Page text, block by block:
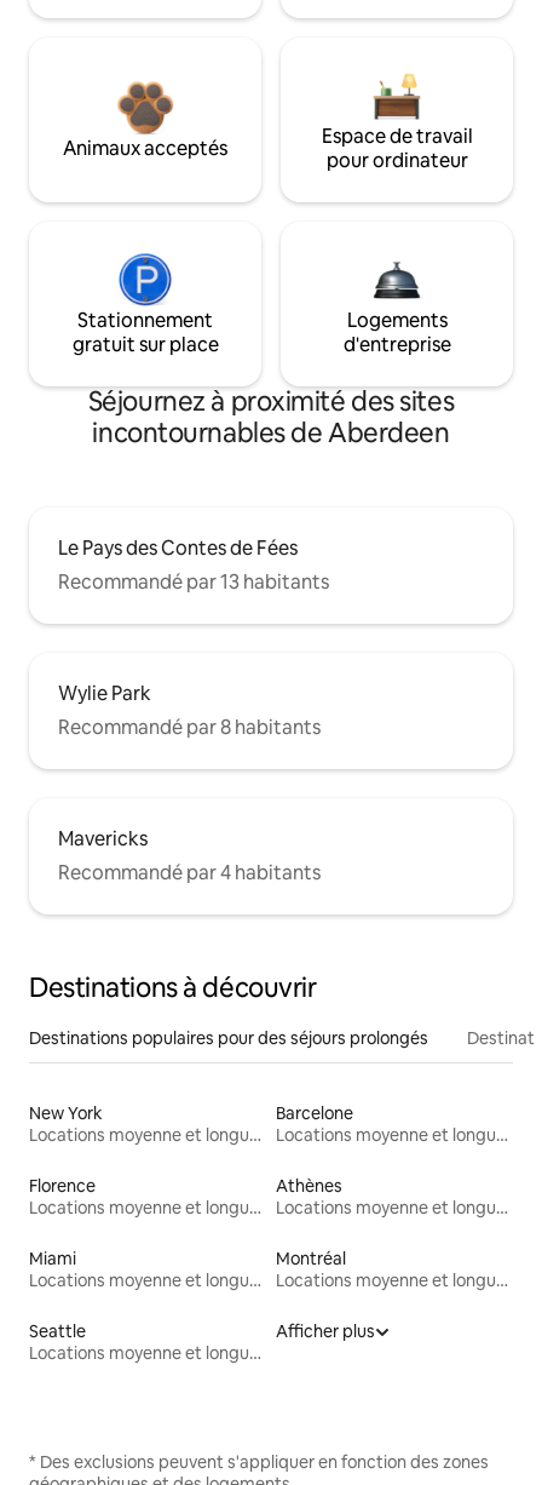
Animaux acceptés
Espace de travail
pour ordinateur
Stationnement
gratuit sur place
Logements
d'entreprise
Séjournez à proximité des sites
incontournables de Aberdeen
Le Pays des Contes de Fées
Recommandé par 13 habitants
Wylie Park
Recommandé par 8 habitants
Mavericks
Recommandé par 4 habitants
Destinations à découvrir
Destinations populaires pour des séjours prolongés
New York
Locations moyenne et longue durée
Barcelone
Locations moyenne et longue durée
Florence
Locations moyenne et longue durée
Athènes
Locations moyenne et longue durée
Miami
Locations moyenne et longue durée
Montréal
Locations moyenne et longue durée
Seattle
Locations moyenne et longue durée
Afficher plus
* Des exclusions peuvent s'appliquer en fonction des zones